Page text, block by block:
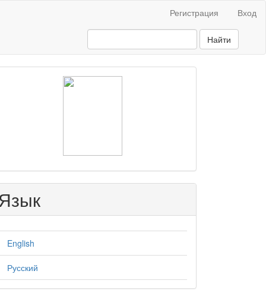
Регистрация Вход
Найти
English
Русский